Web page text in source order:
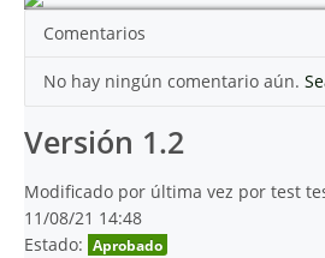
Comentarios
No hay ningún comentario aún.
Versión 1.2
Modificado por última vez por test
11/08/21 14:48
Estado: Aprobado